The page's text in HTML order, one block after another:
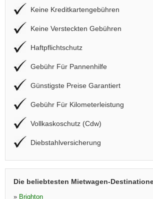
Keine Kreditkartengebühren
Keine Versteckten Gebühren
Haftpflichtschutz
Gebühr Für Pannenhilfe
Günstigste Preise Garantiert
Gebühr Für Kilometerleistung
Vollkaskoschutz (Cdw)
Diebstahlversicherung
Die beliebtesten Mietwagen-
» Brighton